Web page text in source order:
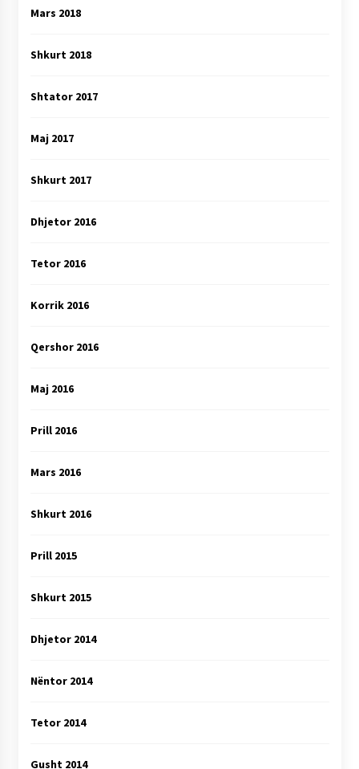
Mars 2018
Shkurt 2018
Shtator 2017
Maj 2017
Shkurt 2017
Dhjetor 2016
Tetor 2016
Korrik 2016
Qershor 2016
Maj 2016
Prill 2016
Mars 2016
Shkurt 2016
Prill 2015
Shkurt 2015
Dhjetor 2014
Nëntor 2014
Tetor 2014
Gusht 2014